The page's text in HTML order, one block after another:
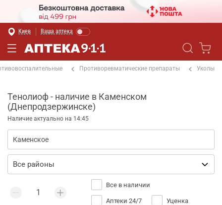
Киев Ваша аптека
Противоревматические препараты Уколы
Тенолиоф - наличие в Каменском
(Днепродзержинске)
Наличие актуально на 14:45
Все в наличии
Аптеки 24/7 Уценка